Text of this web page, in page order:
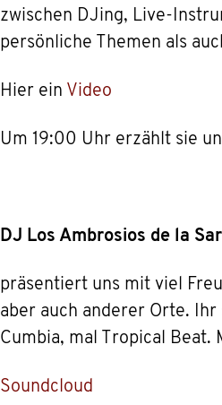
zwischen DJing, Live-
persönliche Themen als
Hier ein Video
Um 19:00 Uhr erzählt sie
DJ Los Ambrosios de la
präsentiert uns mit viel
aber auch anderer Orte.
Cumbia, mal Tropical Beat.
Soundcloud